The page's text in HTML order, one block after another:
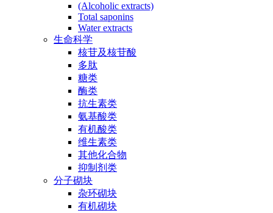
(Alcoholic extracts)
Total saponins
Water extracts
生命科学
核苷及核苷酸
多肽
糖类
酶类
抗生素类
氨基酸类
有机酸类
维生素类
其他化合物
抑制剂类
分子砌块
杂环砌块
有机砌块